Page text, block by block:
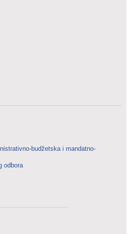
budžetska i mandatno-
odbora